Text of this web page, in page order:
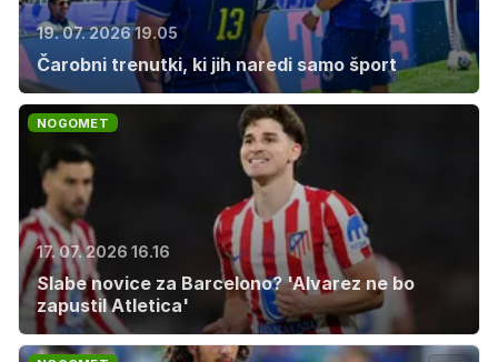
19. 07. 2026 19.05
Čarobni trenutki, ki jih naredi samo šport
NOGOMET
17. 07. 2026 16.16
Slabe novice za Barcelono? 'Alvarez ne bo
zapustil Atletica'